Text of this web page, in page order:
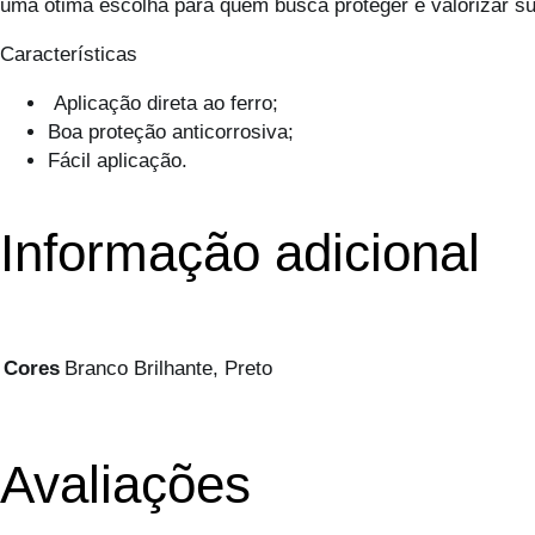
uma ótima escolha para quem busca proteger e valorizar
Características
Aplicação direta ao ferro;
Boa proteção anticorrosiva;
Fácil aplicação.
Informação adicional
Cores Branco Brilhante, Preto
Avaliações